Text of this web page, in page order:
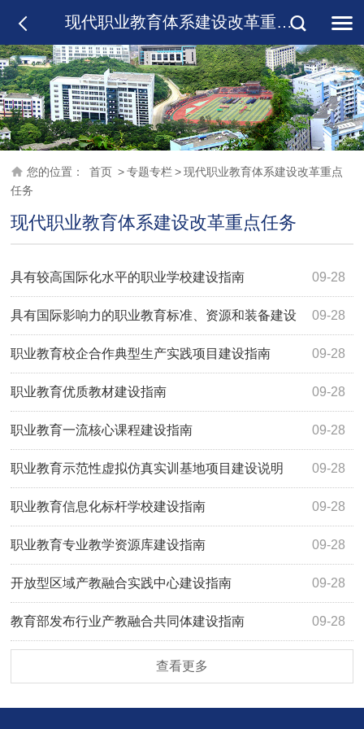
现代职业教育体系建设改革重点任务
您的位置： 首页 > 专题专栏 > 现代职业教育体系建设改革重点
任务
现代职业教育体系建设改革重点任务
09-28
具有较高国际化水平的职业学校建设指南
09-28
具有国际影响力的职业教育标准、资源和装备建设
指南 09-28
职业教育校企合作典型生产实践项目建设指南
09-28
职业教育优质教材建设指南
09-28
职业教育一流核心课程建设指南
09-28
职业教育示范性虚拟仿真实训基地项目建设说明
09-28
职业教育信息化标杆学校建设指南
09-28
职业教育专业教学资源库建设指南
09-28
开放型区域产教融合实践中心建设指南
09-28
教育部发布行业产教融合共同体建设指南
查看更多